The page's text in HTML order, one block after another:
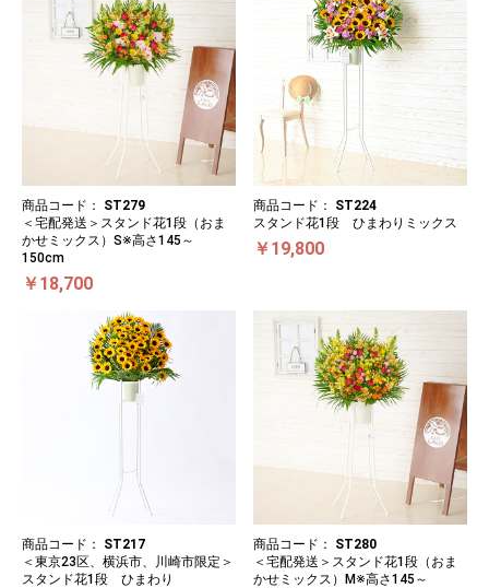
商品コード： ST279
＜宅配発送＞スタンド花1段（おま
かせミックス）S※高さ145～
150cm
￥18,700
商品コード： ST224
スタンド花1段 ひまわりミックス
￥19,800
商品コード： ST217
＜東京23区、横浜市、川崎市限定＞
スタンド花1段 ひまわり
商品コード： ST280
＜宅配発送＞スタンド花1段（おま
かせミックス）M※高さ145～